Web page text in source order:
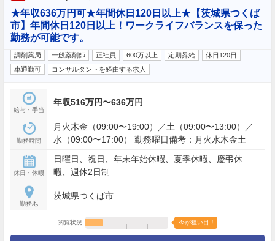
★年収636万円可★年間休日120日以上★【茨城県つくば
市】年間休日120日以上！ワークライフバランスを保った
勤務が可能です。
調剤薬局 一般薬剤師 正社員 600万以上 定期昇給
休日120日
車通勤可
コンサルタントを経由する求人
給与・手当
年収516万円〜636万円
勤務時間
月火木金（09:00〜19:00）／土（09:00〜13:00）／
水（09:00〜17:00） 勤務曜日備考：月火水木金土
休日・休暇
日曜日、祝日、年末年始休暇、夏季休暇、慶弔休
暇、週休2日制
勤務地
茨城県つくば市
閲覧状況 今が狙い目！